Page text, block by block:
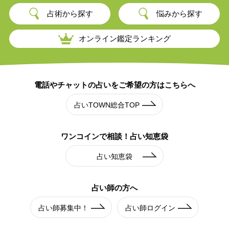
占術から探す 悩みから探す
オンライン鑑定ランキング
電話やチャットの占いをご希望の方はこちらへ
占いTOWN総合TOP
ワンコインで相談！ 占い知恵袋
占い知恵袋
占い師の方へ
占い師募集中！ 占い師ログイン